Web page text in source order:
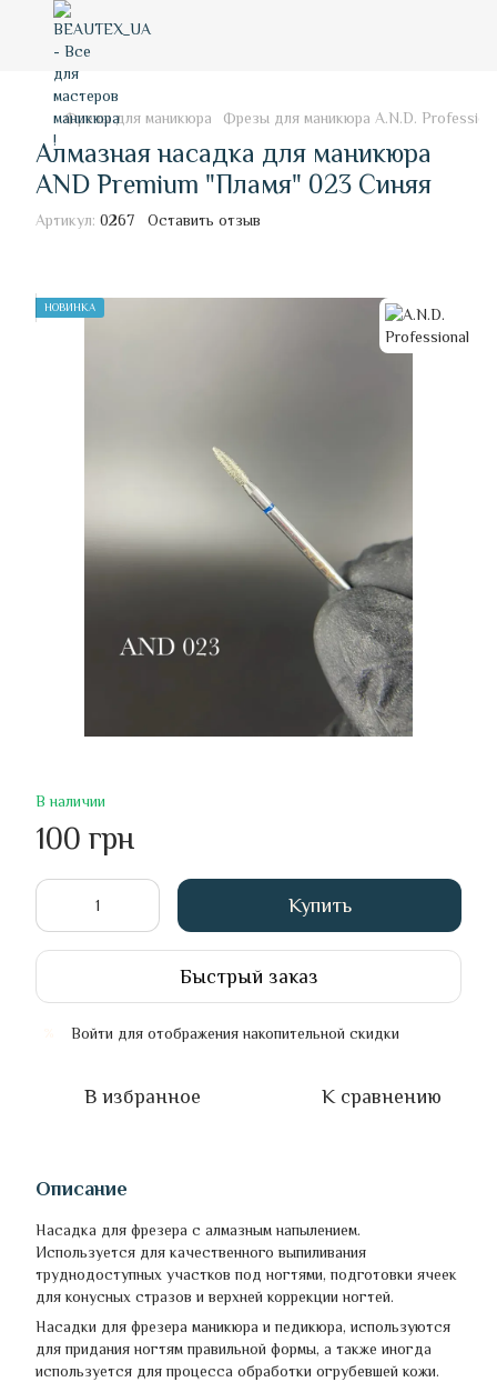
Фрезы для маникюра Фрезы для маникюра A.N.D.
Алмазная насадка для маникюра
AND Premium "Пламя" 023 Синяя
Артикул: 0267 Оставить отзыв
НОВИНКА
В наличии
100 грн
Купить
Быстрый заказ
Войти для отображения накопительной скидки
В избранное К сравнению
Описание
Насадка для фрезера с алмазным напылением.
Используется для качественного выпиливания
труднодоступных участков под ногтями, подготовки ячеек
для конусных стразов и верхней коррекции ногтей.
Насадки для фрезера маникюра и педикюра, используются
для придания ногтям правильной формы, а также иногда
используется для процесса обработки огрубевшей кожи.